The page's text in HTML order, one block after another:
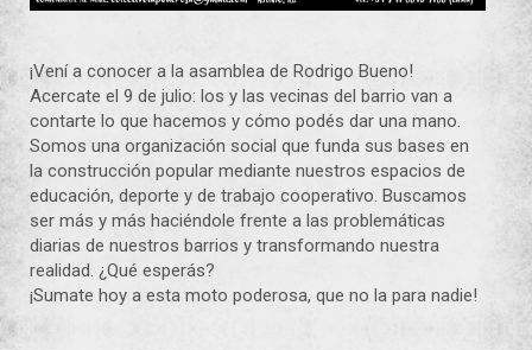
¡Vení a conocer a la asamblea de Rodrigo Bueno!
Acercate el 9 de julio: los y las vecinas del barrio van a
contarte lo que hacemos y cómo podés dar una mano.
Somos una organización social que funda sus bases en
la construcción popular mediante nuestros espacios de
educación, deporte y de trabajo cooperativo. Buscamos
ser más y más haciéndole frente a las problemáticas
diarias de nuestros barrios y transformando nuestra
realidad. ¿Qué esperás?
¡Sumate hoy a esta moto poderosa, que no la para nadie!